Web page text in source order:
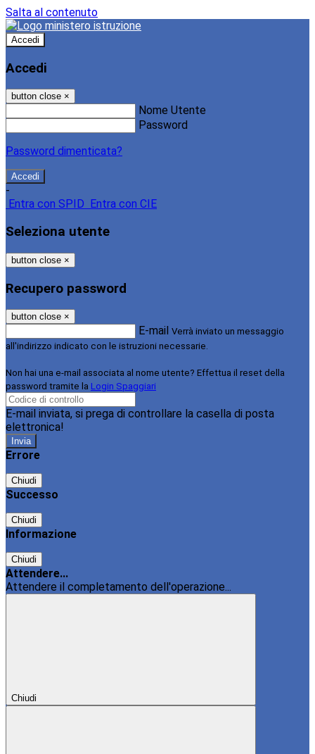
Salta al contenuto
Accedi
Accedi
button close ×
Nome Utente
Password
Password dimenticata?
-
Entra con SPID
Entra con CIE
Seleziona utente
button close ×
Recupero password
button close ×
E-mail Verrà inviato un messaggio
all'indirizzo indicato con le istruzioni necessarie.
Non hai una e-mail associata al nome utente? Effettua il reset della
password tramite la Login Spaggiari
E-mail inviata, si prega di controllare la casella di posta
elettronica!
Errore
Chiudi
Successo
Chiudi
Informazione
Chiudi
Attendere...
Attendere il completamento dell'operazione...
Chiudi